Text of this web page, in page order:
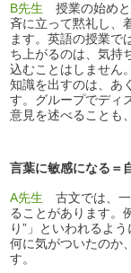
B先生 授業の始めと
斉に立って黙礼し、
ます。英語の授業で
ち上がるのは、気持
込むことはしません
知識を出すのは、あ
す。グループでディ
意見を述べることも
言葉に敏感になる＝
A先生 古文では、一
ることがあります。
り”」といわれるよ
何に気がついたのか
す。